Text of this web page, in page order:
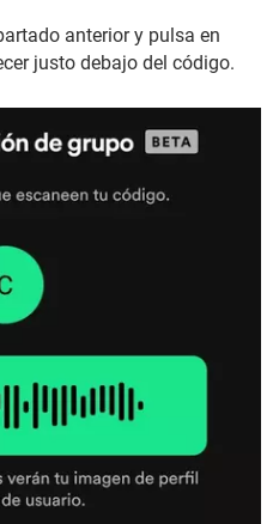
anterior y pulsa en
justo debajo del código.